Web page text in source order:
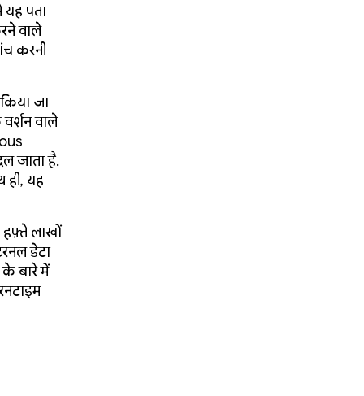
पता
वाले
करनी
जा
वाले
जाता है.
ही, यह
लाखों
डेटा
बारे में